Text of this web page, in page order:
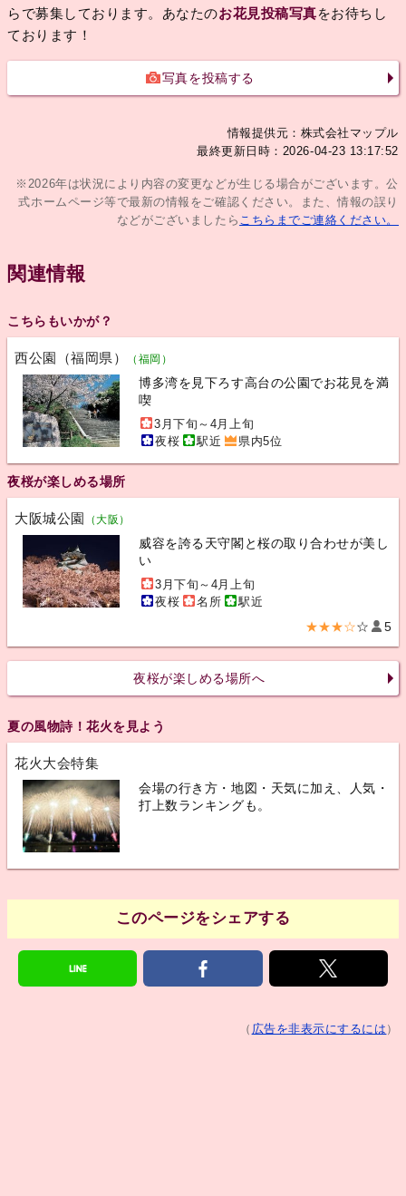
らで募集しております。あなたのお花見投稿写真をお待ちし
ております！
写真を投稿する
情報提供元：株式会社マップル
最終更新日時：2026-04-23 13:17:52
※2026年は状況により内容の変更などが生じる場合がございます。公
式ホームページ等で最新の情報をご確認ください。また、情報の誤り
などがございましたら こちらまでご連絡ください。
関連情報
こちらもいかが？
西公園（福岡県） （福岡）
博多湾を見下ろす高台の公園でお花見を満
喫
3月下旬～4月上旬
夜桜
駅近 県内5位
夜桜が楽しめる場所
大阪城公園 （大阪）
威容を誇る天守閣と桜の取り合わせが美し
い
3月下旬～4月上旬
夜桜
名所 駅近
★★★☆☆ 5
夜桜が楽しめる場所へ
夏の風物詩！花火を見よう
花火大会特集
会場の行き方・地図・天気に加え、人気・
打上数ランキングも。
このページをシェアする
（ 広告を非表示にするには ）